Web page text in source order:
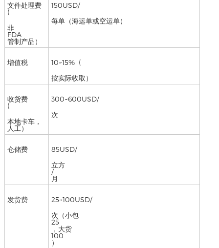
文件处理费
(
非
FDA
管制产品）
150USD/
每单（海运单或空运单）
增值税
10~15% (
按实际收取）
收货费
(
本地卡车，
人工）
300~600USD/
次
仓储费
85USD/
立方
/
月
发货费
25~100USD/
次（小包
25
，大货
100
）